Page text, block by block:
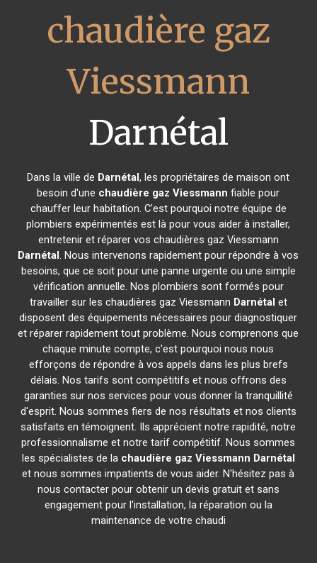
chaudière gaz
Viessmann
Darnétal
Dans la ville de Darnétal, les propriétaires de maison ont
besoin d'une chaudière gaz Viessmann fiable pour
chauffer leur habitation. C'est pourquoi notre équipe de
plombiers expérimentés est là pour vous aider à installer,
entretenir et réparer vos chaudières gaz Viessmann
Darnétal. Nous intervenons rapidement pour répondre à vos
besoins, que ce soit pour une panne urgente ou une simple
vérification annuelle. Nos plombiers sont formés pour
travailler sur les chaudières gaz Viessmann Darnétal et
disposent des équipements nécessaires pour diagnostiquer
et réparer rapidement tout problème. Nous comprenons que
chaque minute compte, c'est pourquoi nous nous
efforçons de répondre à vos appels dans les plus brefs
délais. Nos tarifs sont compétitifs et nous offrons des
garanties sur nos services pour vous donner la tranquillité
d'esprit. Nous sommes fiers de nos résultats et nos clients
satisfaits en témoignent. Ils apprécient notre rapidité, notre
professionnalisme et notre tarif compétitif. Nous sommes
les spécialistes de la chaudière gaz Viessmann Darnétal
et nous sommes impatients de vous aider. N'hésitez pas à
nous contacter pour obtenir un devis gratuit et sans
engagement pour l'installation, la réparation ou la
maintenance de votre chaudi